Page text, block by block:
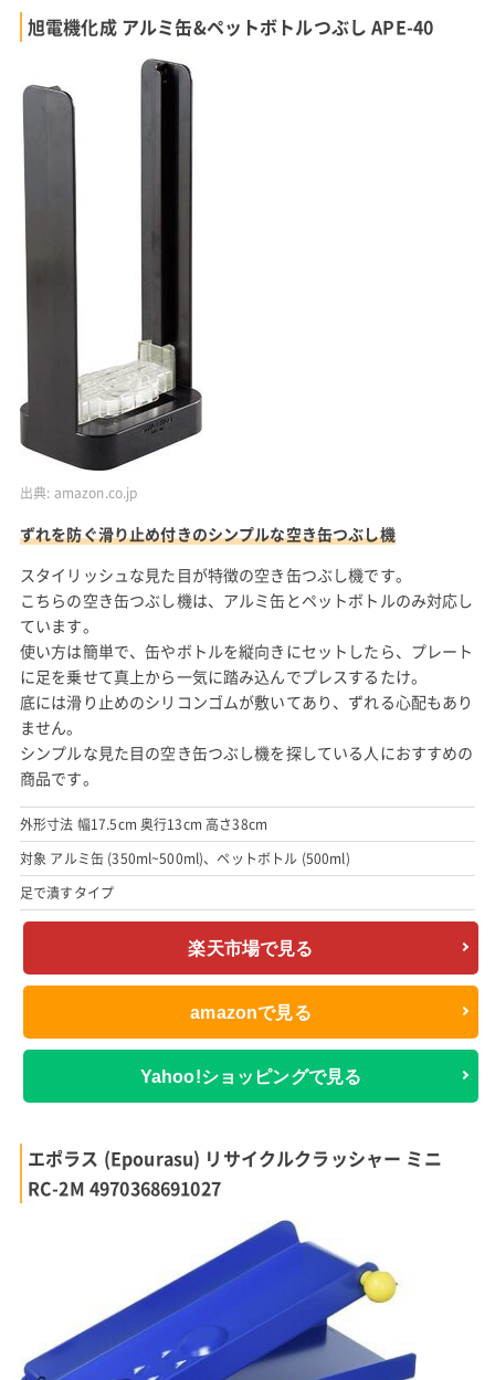
旭電機化成 アルミ缶&ペットボトルつぶし APE-40
出典: amazon.co.jp
ずれを防ぐ滑り止め付きのシンプルな空き缶つぶし機
スタイリッシュな見た目が特徴の空き缶つぶし機です。
こちらの空き缶つぶし機は、アルミ缶とペットボトルのみ対応し
ています。
使い方は簡単で、缶やボトルを縦向きにセットしたら、プレート
に足を乗せて真上から一気に踏み込んでプレスするたけ。
底には滑り止めのシリコンゴムが敷いてあり、ずれる心配もあり
ません。
シンプルな見た目の空き缶つぶし機を探している人におすすめの
商品です。
外形寸法 幅17.5cm 奥行13cm 高さ38cm
対象 アルミ缶 (350ml~500ml)、ペットボトル (500ml)
足で潰すタイプ
楽天市場で見る
amazonで見る
Yahoo!ショッピングで見る
エポラス (Epourasu) リサイクルクラッシャー ミニ
RC-2M 4970368691027